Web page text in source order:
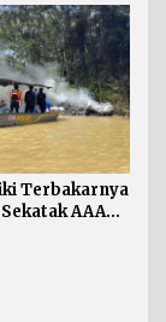
Standar
Terbakarnya
AAA